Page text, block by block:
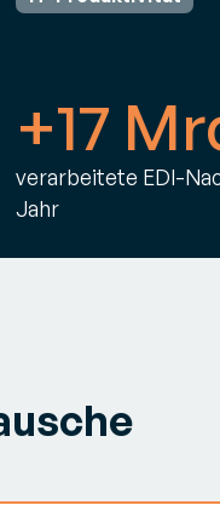
+17
verarbeitete EDI-
Jahr